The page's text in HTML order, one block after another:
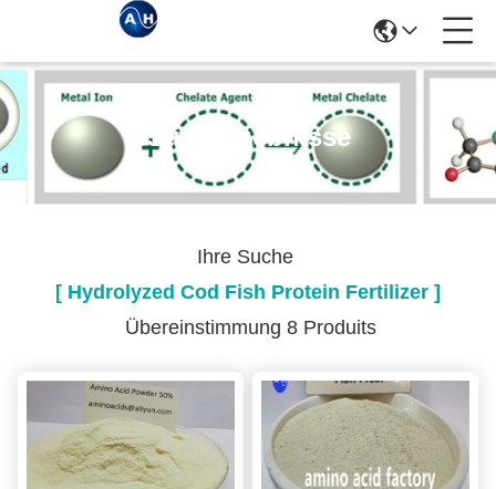
Suchergebnisse
Ihre Suche
[ Hydrolyzed Cod Fish Protein Fertilizer ]
Übereinstimmung 8 Produits